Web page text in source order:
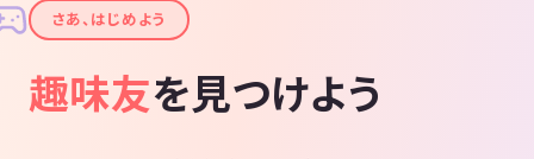
✦さあ、はじめよう
趣味友を見つけよう